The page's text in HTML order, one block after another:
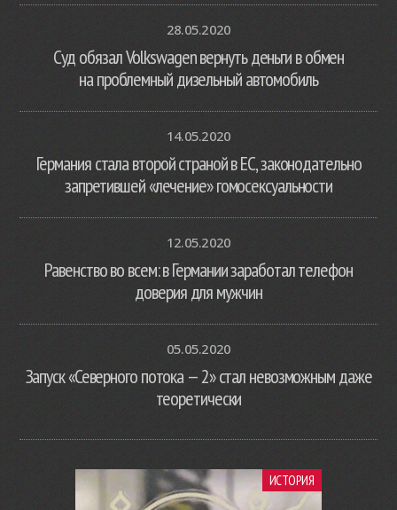
28.05.2020
Суд обязал Volkswagen вернуть деньги в обмен
на проблемный дизельный автомобиль
14.05.2020
Германия стала второй страной в ЕС, законодательно
запретившей «лечение» гомосексуальности
12.05.2020
Равенство во всем: в Германии заработал телефон
доверия для мужчин
05.05.2020
Запуск «Северного потока — 2» стал невозможным даже
теоретически
ИСТОРИЯ